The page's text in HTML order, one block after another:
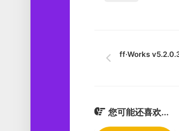
ff·Works
您可能还喜欢...